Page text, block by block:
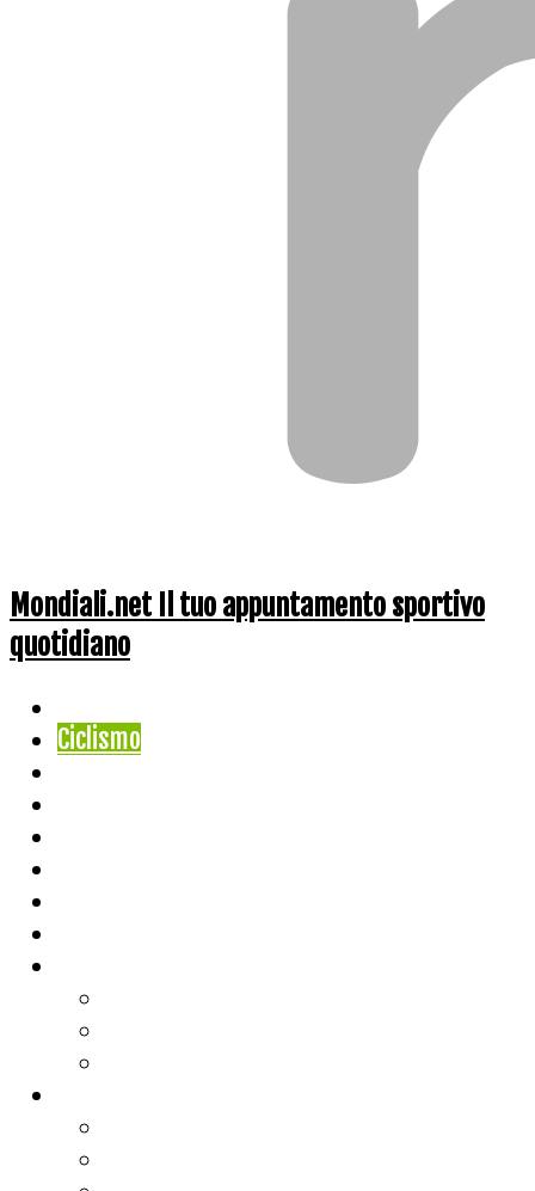
Mondiali.net Il tuo appuntamento sportivo
quotidiano
Ciclismo